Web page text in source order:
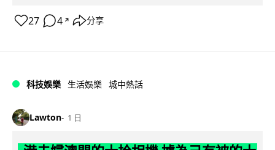
27 4 ↗ 分享
科技娛樂 生活娛樂 城中熱話
Lawton 1 日